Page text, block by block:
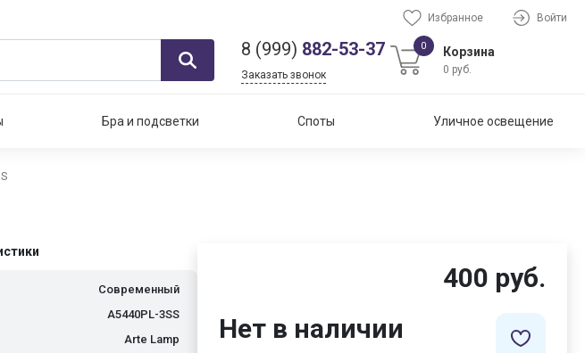
Избранное Войти
8 (999) 882-53-37
Заказать звонок
0 Корзина
0 руб.
Бра и подсветки Споты Уличное освещение
Современный
A5440PL-3SS
Arte Lamp
400 руб.
Нет в наличии